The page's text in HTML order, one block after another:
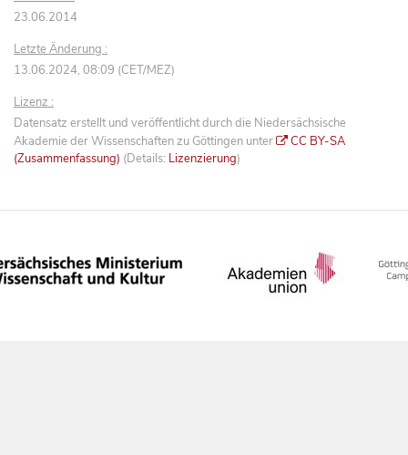
23.06.2014
Letzte Änderung :
13.06.2024, 08:09 (CET/MEZ)
Lizenz :
Datensatz erstellt und veröffentlicht durch die Niedersächsische
Akademie der Wissenschaften zu Göttingen unter
CC BY-SA
(Zusammenfassung) (Details: Lizenzierung)